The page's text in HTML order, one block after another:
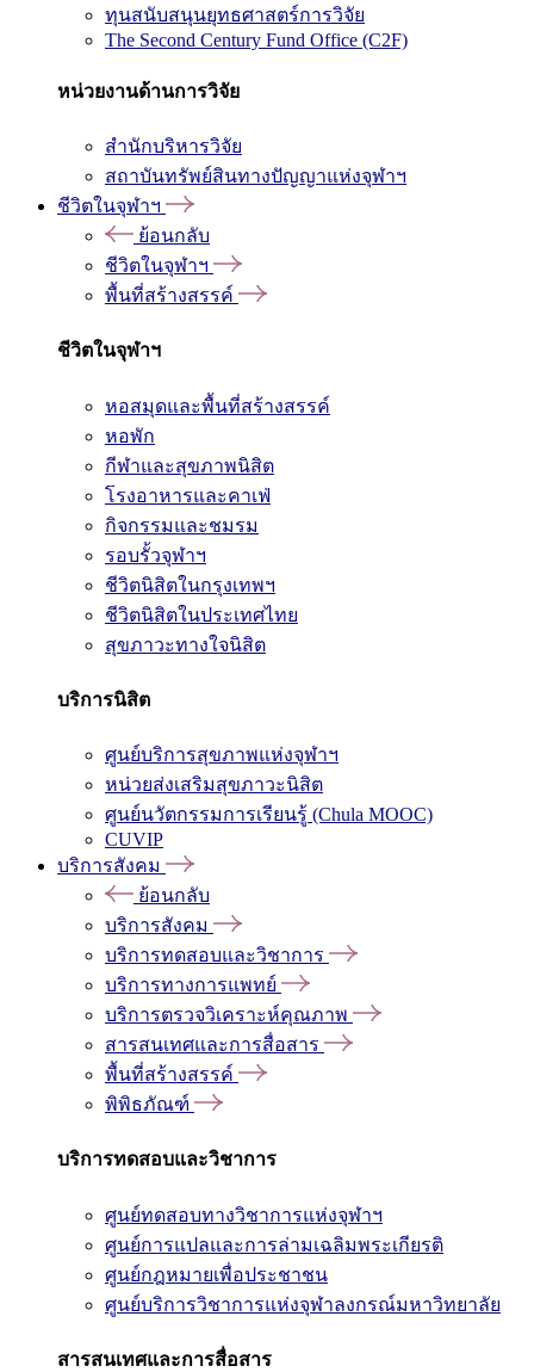
ทุนสนับสนุนยุทธศาสตร์การวิจัย
The Second Century Fund Office (C2F)
หน่วยงานด้านการวิจัย
สำนักบริหารวิจัย
สถาบันทรัพย์สินทางปัญญาแห่งจุฬาฯ
ชีวิตในจุฬาฯ
ย้อนกลับ
ชีวิตในจุฬาฯ
พื้นที่สร้างสรรค์
ชีวิตในจุฬาฯ
หอสมุดและพื้นที่สร้างสรรค์
หอพัก
กีฬาและสุขภาพนิสิต
โรงอาหารและคาเฟ่
กิจกรรมและชมรม
รอบรั้วจุฬาฯ
ชีวิตนิสิตในกรุงเทพฯ
ชีวิตนิสิตในประเทศไทย
สุขภาวะทางใจนิสิต
บริการนิสิต
ศูนย์บริการสุขภาพแห่งจุฬาฯ
หน่วยส่งเสริมสุขภาวะนิสิต
ศูนย์นวัตกรรมการเรียนรู้ (Chula MOOC)
CUVIP
บริการสังคม
ย้อนกลับ
บริการสังคม
บริการทดสอบและวิชาการ
บริการทางการแพทย์
บริการตรวจวิเคราะห์คุณภาพ
สารสนเทศและการสื่อสาร
พื้นที่สร้างสรรค์
พิพิธภัณฑ์
บริการทดสอบและวิชาการ
ศูนย์ทดสอบทางวิชาการแห่งจุฬาฯ
ศูนย์การแปลและการล่ามเฉลิมพระเกียรติ
ศูนย์กฎหมายเพื่อประชาชน
ศูนย์บริการวิชาการแห่งจุฬาลงกรณ์มหาวิทยาลัย
สารสนเทศและการสื่อสาร